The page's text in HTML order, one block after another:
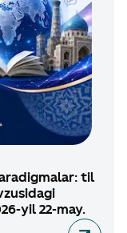
til
yil 22-may.